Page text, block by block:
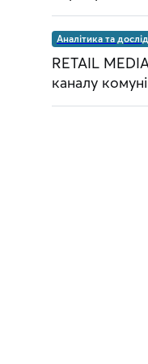
Аналітика та
RETAIL
каналу